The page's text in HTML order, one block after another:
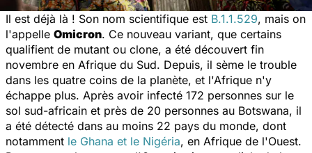
Il est déjà là ! Son nom scientifique est B.1.1.529, mais on
l'appelle Omicron. Ce nouveau variant, que certains
qualifient de mutant ou clone, a été découvert fin
novembre en Afrique du Sud. Depuis, il sème le trouble
dans les quatre coins de la planète, et l'Afrique n'y
échappe plus. Après avoir infecté 172 personnes sur le
sol sud-africain et près de 20 personnes au Botswana, il
a été détecté dans au moins 22 pays du monde, dont
notamment le Ghana et le Nigéria, en Afrique de l'Ouest.